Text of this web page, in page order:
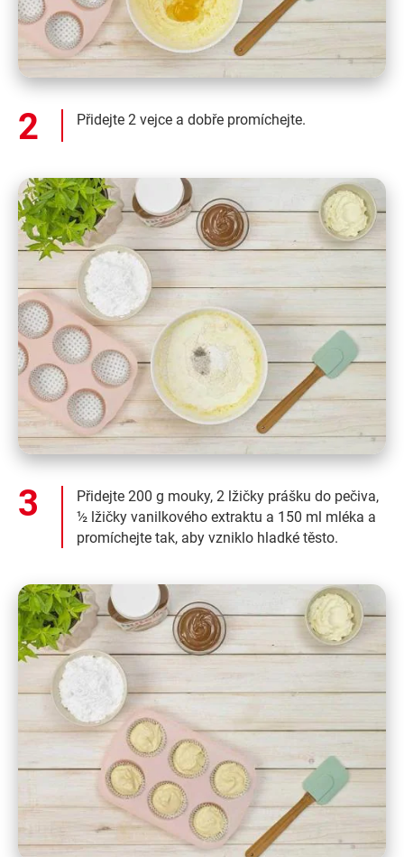
Přidejte 2 vejce a dobře promíchejte.
Přidejte 200 g mouky, 2 lžičky prášku do pečiva,
½ lžičky vanilkového extraktu a 150 ml mléka a
promíchejte tak, aby vzniklo hladké těsto.